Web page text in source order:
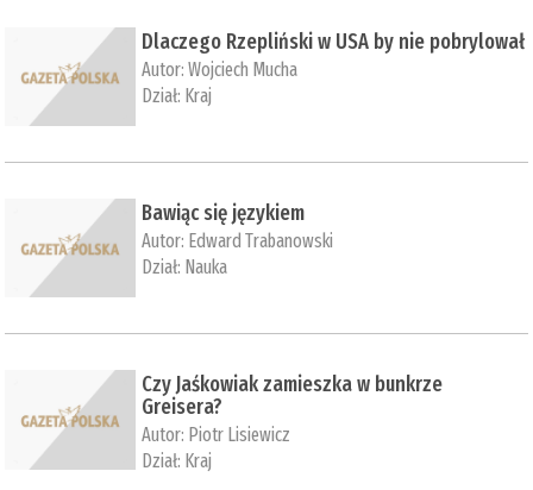
Dlaczego Rzepliński w USA by nie pobrylował
Autor:Wojciech Mucha
Dział: Kraj
Bawiąc się językiem
Autor: Edward Trabanowski
Dział: Nauka
Czy Jaśkowiak zamieszka w bunkrze
Greisera?
Autor: Piotr Lisiewicz
Dział: Kraj